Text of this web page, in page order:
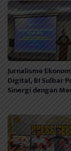
Jurnalisme
Digital, BI Sulbar
Sinergi dengan